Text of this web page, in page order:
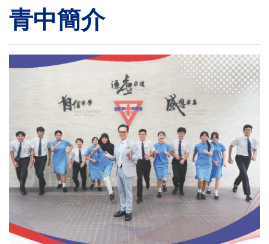
連
結
青中簡介